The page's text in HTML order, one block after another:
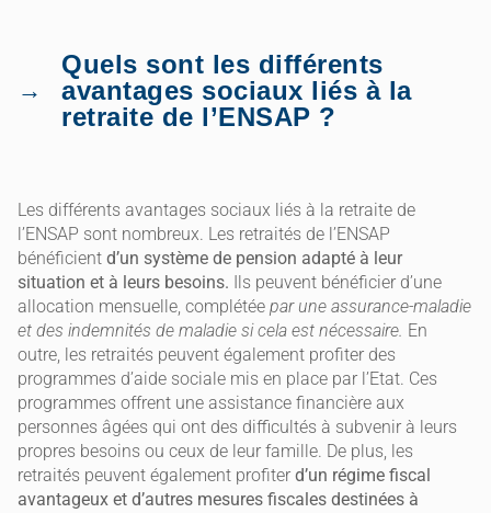
Quels sont les différents
avantages sociaux liés à la
retraite de l’ENSAP ?
Les différents avantages sociaux liés à la retraite de
l’ENSAP sont nombreux. Les retraités de l’ENSAP
bénéficient d’un système de pension adapté à leur
situation et à leurs besoins. Ils peuvent bénéficier d’une
allocation mensuelle, complétée par une assurance-maladie
et des indemnités de maladie si cela est nécessaire. En
outre, les retraités peuvent également profiter des
programmes d’aide sociale mis en place par l’Etat. Ces
programmes offrent une assistance financière aux
personnes âgées qui ont des difficultés à subvenir à leurs
propres besoins ou ceux de leur famille. De plus, les
retraités peuvent également profiter d’un régime fiscal
avantageux et d’autres mesures fiscales destinées à